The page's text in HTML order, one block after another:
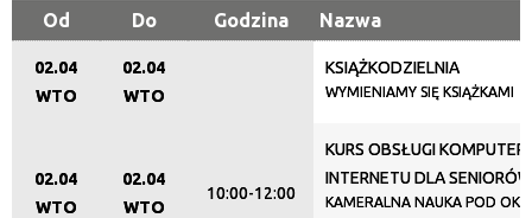
Trwające w zakresie
Miejsce
Od Do Godzina Nazwa
02.04
WTO
02.04
WTO
KSIĄŻKODZIELNIA
WYMIENIAMY SIĘ KSIĄŻKAMI
02.04
WTO
02.04
WTO
10:00-12:00
KURS OBSŁUGI
INTERNETU DLA SENIORÓW
KAMERALNA NAUKA POD